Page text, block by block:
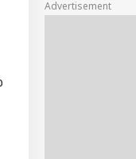
Advertisement